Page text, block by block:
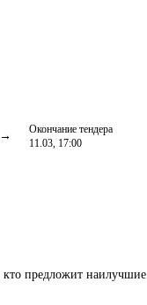
Окончание тендера
11.03, 17:00
кто предложит наилучшие